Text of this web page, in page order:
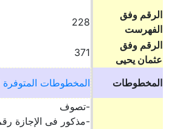
الرقم وفق
الفهرست
228
الرقم وفق
عثمان يحيى
371
المخطوطات المخطوطات المتوفرة
-تصوف